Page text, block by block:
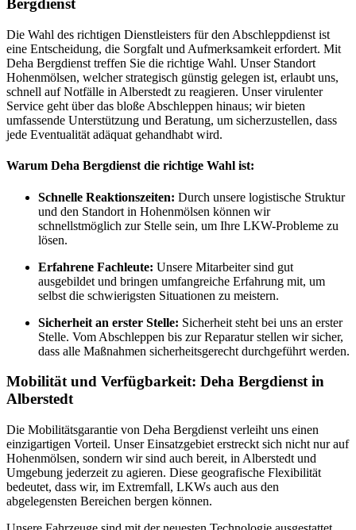
Bergdienst
Die Wahl des richtigen Dienstleisters für den Abschleppdienst ist
eine Entscheidung, die Sorgfalt und Aufmerksamkeit erfordert. Mit
Deha Bergdienst treffen Sie die richtige Wahl. Unser Standort
Hohenmölsen, welcher strategisch günstig gelegen ist, erlaubt uns,
schnell auf Notfälle in Alberstedt zu reagieren. Unser virulenter
Service geht über das bloße Abschleppen hinaus; wir bieten
umfassende Unterstützung und Beratung, um sicherzustellen, dass
jede Eventualität adäquat gehandhabt wird.
Warum Deha Bergdienst die richtige Wahl ist:
Schnelle Reaktionszeiten: Durch unsere logistische Struktur
und den Standort in Hohenmölsen können wir
schnellstmöglich zur Stelle sein, um Ihre LKW-Probleme zu
lösen.
Erfahrene Fachleute: Unsere Mitarbeiter sind gut
ausgebildet und bringen umfangreiche Erfahrung mit, um
selbst die schwierigsten Situationen zu meistern.
Sicherheit an erster Stelle: Sicherheit steht bei uns an erster
Stelle. Vom Abschleppen bis zur Reparatur stellen wir sicher,
dass alle Maßnahmen sicherheitsgerecht durchgeführt werden.
Mobilität und Verfügbarkeit: Deha Bergdienst in
Alberstedt
Die Mobilitätsgarantie von Deha Bergdienst verleiht uns einen
einzigartigen Vorteil. Unser Einsatzgebiet erstreckt sich nicht nur auf
Hohenmölsen, sondern wir sind auch bereit, in Alberstedt und
Umgebung jederzeit zu agieren. Diese geografische Flexibilität
bedeutet, dass wir, im Extremfall, LKWs auch aus den
abgelegensten Bereichen bergen können.